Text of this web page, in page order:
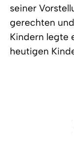
seiner
gerechten
Kindern legte
heutigen